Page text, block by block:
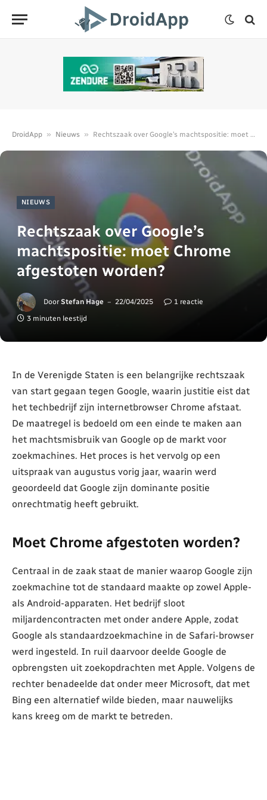
DroidApp » Nieuws » Rechtszaak over Google’s machtspositie: moet Chrome afgestoten worden?
NIEUWS
Rechtszaak over Google’s
machtspositie: moet Chrome
afgestoten worden?
Door Stefan Hage 22/04/2025
1 reactie
3 minuten leestijd
In de Verenigde Staten is een belangrijke rechtszaak
van start gegaan tegen Google, waarin justitie eist dat
het techbedrijf zijn internetbrowser Chrome afstaat.
De maatregel is bedoeld om een einde te maken aan
het machtsmisbruik van Google op de markt voor
zoekmachines. Het proces is het vervolg op een
uitspraak van augustus vorig jaar, waarin werd
geoordeeld dat Google zijn dominante positie
onrechtmatig heeft gebruikt.
Moet Chrome afgestoten worden?
Centraal in de zaak staat de manier waarop Google zijn
zoekmachine tot de standaard maakte op zowel Apple-
als Android-apparaten. Het bedrijf sloot
miljardencontracten met onder andere Apple, zodat
Google als standaardzoekmachine in de Safari-browser
werd ingesteld. In ruil daarvoor deelde Google de
opbrengsten uit zoekopdrachten met Apple. Volgens de
rechter benadeelde dat onder meer Microsoft, dat met
Bing een alternatief wilde bieden, maar nauwelijks
kans kreeg om de markt te betreden.